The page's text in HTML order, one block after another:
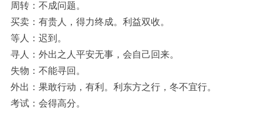
周转：不成问题。
买卖：有贵人，得力终成。利益双收。
等人：迟到。
寻人：外出之人平安无事，会自己回来。
失物：不能寻回。
外出：果敢行动，有利。利东方之行，冬不宜行。
考试：会得高分。